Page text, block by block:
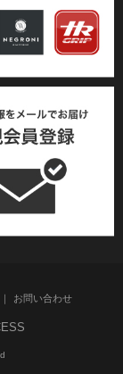
お問い合わせ